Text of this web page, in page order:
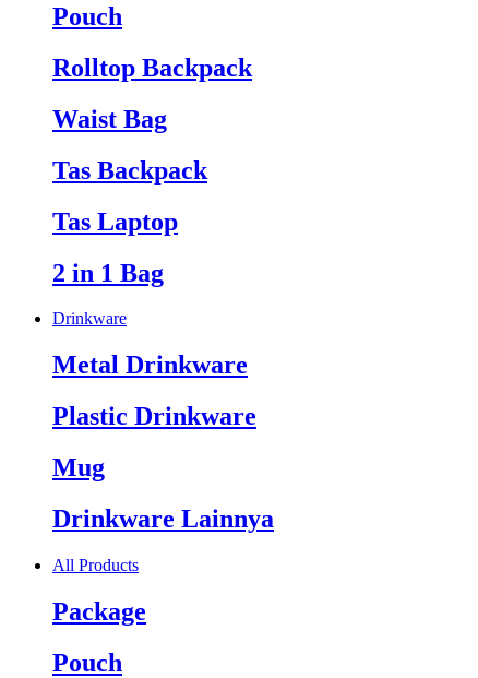
Pouch
Rolltop Backpack
Waist Bag
Tas Backpack
Tas Laptop
2 in 1 Bag
Drinkware
Metal Drinkware
Plastic Drinkware
Mug
Drinkware Lainnya
All Products
Package
Pouch